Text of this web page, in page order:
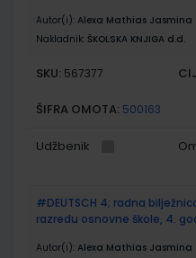
Autor(i): Alexa Mathias Jasmina
Nakladnik: ŠKOLSKA KNJIGA d.d.
SKU: 567377
ŠIFRA OMOTA: 500163
Udžbenik
#DEUTSCH 4; radna
razredu osnovne škole, 4.
Autor(i): Alexa Mathias Jasmina